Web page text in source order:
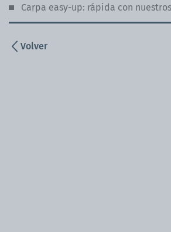
Carpa easy-up: rápida con
Volver